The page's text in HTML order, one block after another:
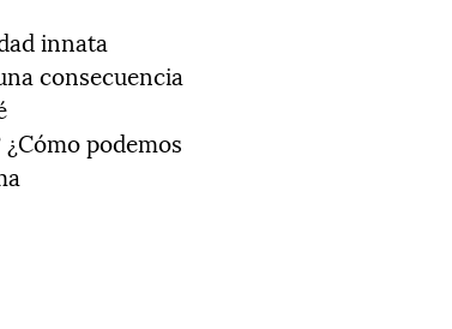
innata
consecuencia
podemos